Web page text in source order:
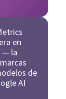
en
— la
de
AI